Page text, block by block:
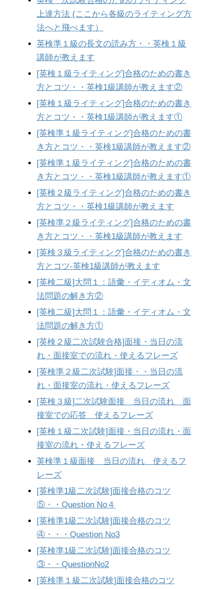
上達方法 (ここから各級のライティング方
法へと飛べます）
英検準１級の長文の読み方・・英検１級
講師が教えます
[英検１級ライティング]合格のための書き
方とコツ・・英検1級講師が教えます②
[英検１級ライティング]合格のための書き
方とコツ・・英検1級講師が教えます①
[英検準１級ライティング]合格のための書
き方とコツ・・英検1級講師が教えます②
[英検準１級ライティング]合格のための書
き方とコツ・・英検1級講師が教えます①
[英検２級ライティング]合格のための書き
方とコツ・・英検1級講師が教えます
[英検準２級ライティング]合格のための書
き方とコツ・・英検1級講師が教えます
[英検３級ライティング]合格のための書き
方とコツ-英検1級講師が教えます
[英検二級]大問１：語彙・イディオム・文
法問題の解き方②
[英検二級]大問１：語彙・イディオム・文
法問題の解き方①
[英検２級二次試験合格]面接・当日の流
れ・面接室での流れ・使えるフレーズ
[英検準２級二次試験]面接・・当日の流
れ・面接室の流れ・使えるフレーズ
[英検３級]二次試験面接 当日の流れ 面
接室での応答 使えるフレーズ
[英検１級二次試験]面接・当日の流れ・面
接室の流れ・使えるフレーズ
英検準１級面接 当日の流れ 使えるフ
レーズ
[英検準1級二次試験]面接合格のコツ
⑤・・Question No４
[英検準1級二次試験]面接合格のコツ
④・・・Question No3
[英検準1級二次試験]面接合格のコツ
③・・QuestionNo2
[英検準１級二次試験]面接合格のコツ